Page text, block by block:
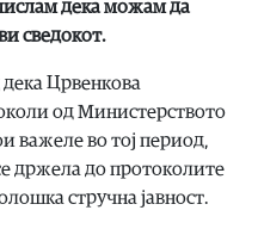
дека можам да
сведокот.
Црвенкова
од Министерството
важеле во тој период,
држела до протоколите
стручна јавност.